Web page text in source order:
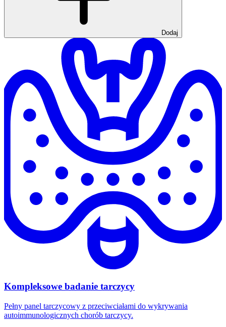
Dodaj
Kompleksowe badanie tarczycy
Pełny panel tarczycowy z przeciwciałami do wykrywania
autoimmunologicznych chorób tarczycy.